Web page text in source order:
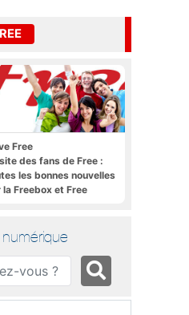
Free
des fans de Free :
les bonnes nouvelles
la Freebox et Free
numérique